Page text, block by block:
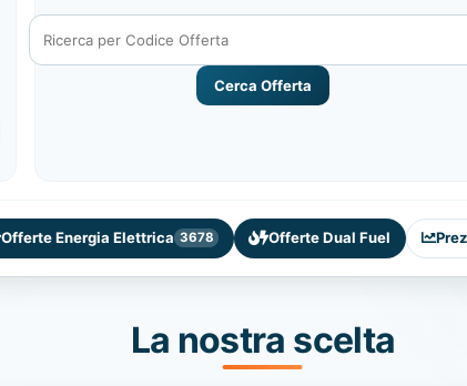
Cerca Offerta
Offerte Energia Elettrica 3678 Offerte Dual Fuel
La nostra scelta